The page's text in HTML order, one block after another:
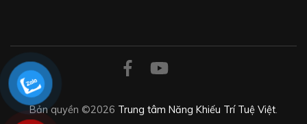
Bản quyền ©2026 Trung tâm Năng Khiếu Trí Tuệ Việt